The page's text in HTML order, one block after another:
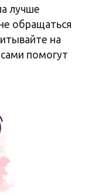
лучше
обращаться
на
помогут